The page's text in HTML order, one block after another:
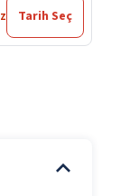
Tarih Seç